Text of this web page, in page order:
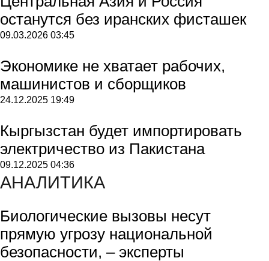
останутся без иранских фисташек
09.03.2026 03:45
Экономике не хватает рабочих,
машинистов и сборщиков
24.12.2025 19:49
Кыргызстан будет импортировать
электричество из Пакистана
09.12.2025 04:36
АНАЛИТИКА
Биологические вызовы несут
прямую угрозу национальной
безопасности, – эксперты